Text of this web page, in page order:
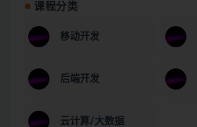
课程分类
移动开发
后端开发
云计算/大数据